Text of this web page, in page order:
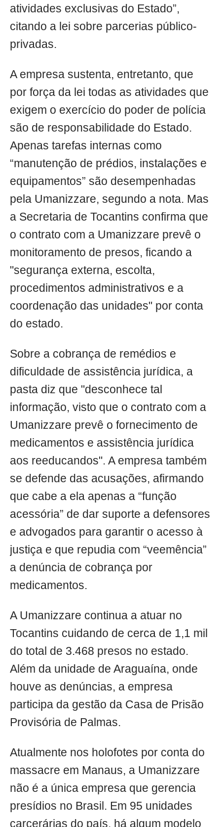
atividades exclusivas do Estado”,
citando a lei sobre parcerias público-
privadas.
A empresa sustenta, entretanto, que
por força da lei todas as atividades que
exigem o exercício do poder de polícia
são de responsabilidade do Estado.
Apenas tarefas internas como
“manutenção de prédios, instalações e
equipamentos” são desempenhadas
pela Umanizzare, segundo a nota. Mas
a Secretaria de Tocantins confirma que
o contrato com a Umanizzare prevê o
monitoramento de presos, ficando a
"segurança externa, escolta,
procedimentos administrativos e a
coordenação das unidades" por conta
do estado.
Sobre a cobrança de remédios e
dificuldade de assistência jurídica, a
pasta diz que "desconhece tal
informação, visto que o contrato com a
Umanizzare prevê o fornecimento de
medicamentos e assistência jurídica
aos reeducandos". A empresa também
se defende das acusações, afirmando
que cabe a ela apenas a “função
acessória” de dar suporte a defensores
e advogados para garantir o acesso à
justiça e que repudia com “veemência”
a denúncia de cobrança por
medicamentos.
A Umanizzare continua a atuar no
Tocantins cuidando de cerca de 1,1 mil
do total de 3.468 presos no estado.
Além da unidade de Araguaína, onde
houve as denúncias, a empresa
participa da gestão da Casa de Prisão
Provisória de Palmas.
Atualmente nos holofotes por conta do
massacre em Manaus, a Umanizzare
não é a única empresa que gerencia
presídios no Brasil. Em 95 unidades
carcerárias do país, há algum modelo